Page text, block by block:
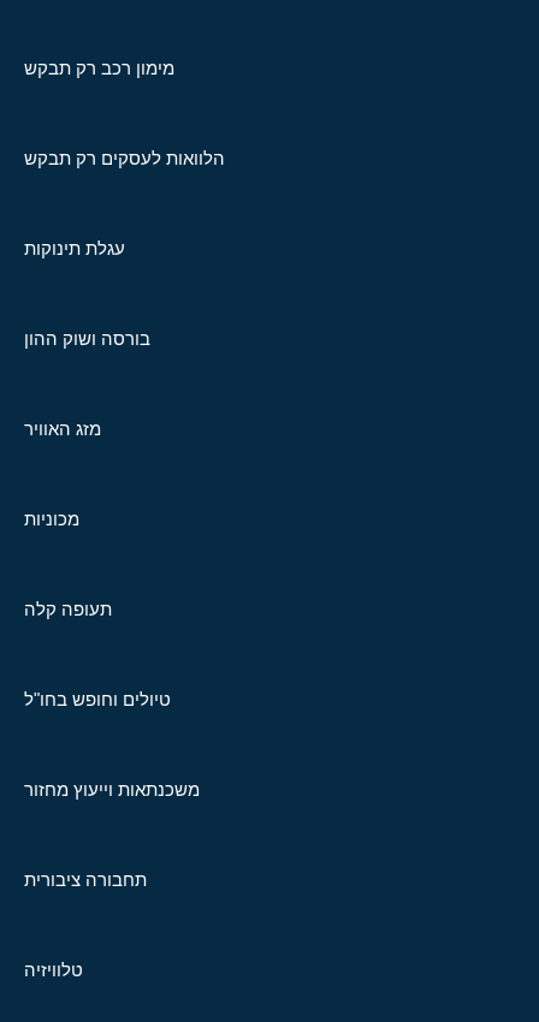
מימון רכב רק תבקש
הלוואות לעסקים רק תבקש
עגלת תינוקות
בורסה ושוק ההון
מזג האוויר
מכוניות
תעופה קלה
טיולים וחופש בחו"ל
משכנתאות וייעוץ מחזור
תחבורה ציבורית
טלוויזיה